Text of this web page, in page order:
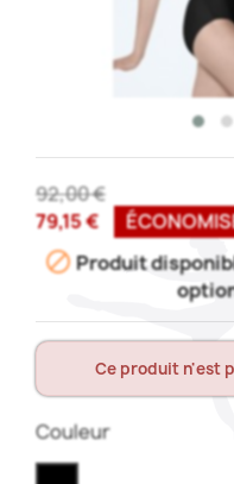
92,00 €
79,15 €
Produit
Ce produit n'est
Couleur